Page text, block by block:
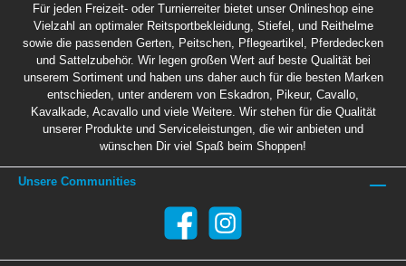
Für jeden Freizeit- oder Turnierreiter bietet unser Onlineshop eine
Vielzahl an optimaler Reitsportbekleidung, Stiefel, und Reithelme
sowie die passenden Gerten, Peitschen, Pflegeartikel, Pferdedecken
und Sattelzubehör. Wir legen großen Wert auf beste Qualität bei
unserem Sortiment und haben uns daher auch für die besten Marken
entschieden, unter anderem von Eskadron, Pikeur, Cavallo,
Kavalkade, Acavallo und viele Weitere. Wir stehen für die Qualität
unserer Produkte und Serviceleistungen, die wir anbieten und
wünschen Dir viel Spaß beim Shoppen!
Unsere Communities